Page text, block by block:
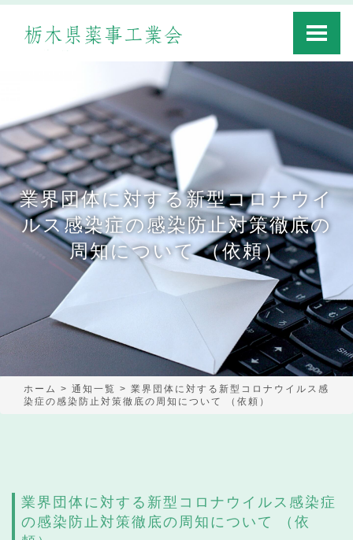
Toggle
業界団体に対する新型コロナウイ
ルス感染症の感染防止対策徹底の
周知について （依頼）
ホーム > 通知一覧 > 業界団体に対する新型コロナウイルス感
染症の感染防止対策徹底の周知について （依頼）
業界団体に対する新型コロナウイルス感染症
の感染防止対策徹底の周知について （依